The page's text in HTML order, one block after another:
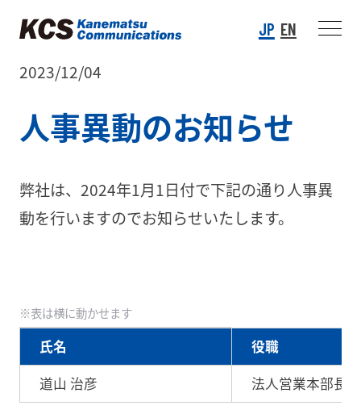
JP EN
2023/12/04
人事異動のお知らせ
弊社は、2024年1月1日付で下記の通り人事異
動を行いますのでお知らせいたします。
氏名
役職
道山 治彦
法人営業本部長